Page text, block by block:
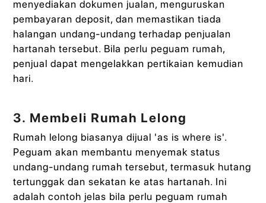
menyediakan dokumen jualan, menguruskan
pembayaran deposit, dan memastikan tiada
halangan undang-undang terhadap penjualan
hartanah tersebut. Bila perlu peguam rumah,
penjual dapat mengelakkan pertikaian kemudian
hari.
3. Membeli Rumah Lelong
Rumah lelong biasanya dijual 'as is where is'.
Peguam akan membantu menyemak status
undang-undang rumah tersebut, termasuk hutang
tertunggak dan sekatan ke atas hartanah. Ini
adalah contoh jelas bila perlu peguam rumah